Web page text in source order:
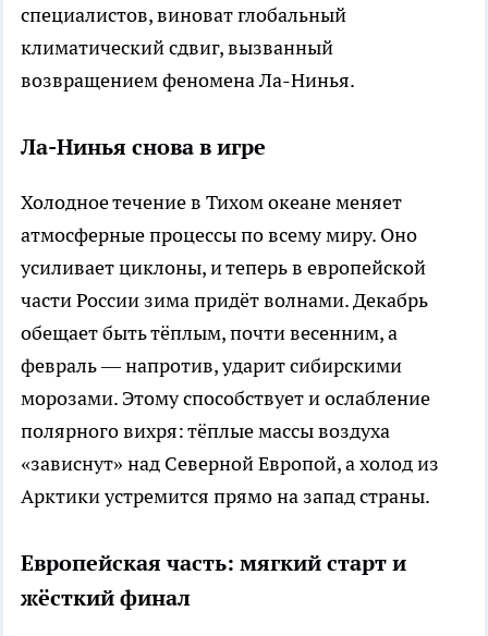
специалистов, виноват глобальный
климатический сдвиг, вызванный
возвращением феномена Ла-Нинья.
Ла-Нинья снова в игре
Холодное течение в Тихом океане меняет
атмосферные процессы по всему миру. Оно
усиливает циклоны, и теперь в европейской
части России зима придёт волнами. Декабрь
обещает быть тёплым, почти весенним, а
февраль — напротив, ударит сибирскими
морозами. Этому способствует и ослабление
полярного вихря: тёплые массы воздуха
«зависнут» над Северной Европой, а холод из
Арктики устремится прямо на запад страны.
Европейская часть: мягкий старт и
жёсткий финал